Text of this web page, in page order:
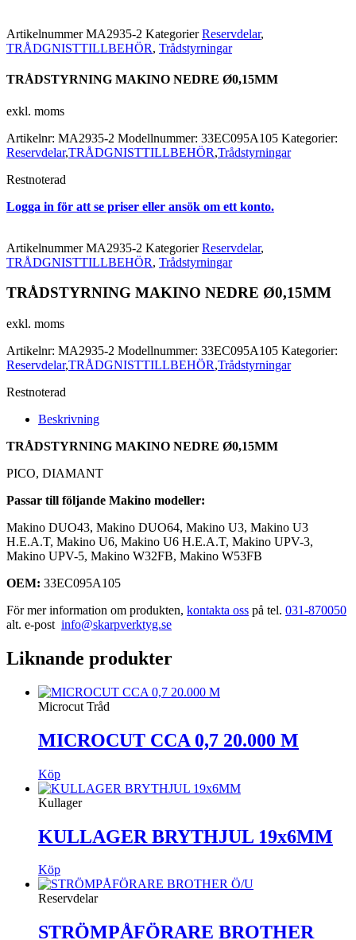
ArtikelnummerMA2935-2 Kategorier Reservdelar,
TRÅDGNISTTILLBEHÖR, Trådstyrningar
TRÅDSTYRNING MAKINO NEDRE Ø0,15MM
exkl. moms
Artikelnr: MA2935-2 Modellnummer: 33EC095A105 Kategorier:
Reservdelar,TRÅDGNISTTILLBEHÖR,Trådstyrningar
Restnoterad
Logga in för att se priser eller ansök om ett konto.
ArtikelnummerMA2935-2 Kategorier Reservdelar,
TRÅDGNISTTILLBEHÖR, Trådstyrningar
TRÅDSTYRNING MAKINO NEDRE Ø0,15MM
exkl. moms
Artikelnr: MA2935-2 Modellnummer: 33EC095A105 Kategorier:
Reservdelar,TRÅDGNISTTILLBEHÖR,Trådstyrningar
Restnoterad
Beskrivning
TRÅDSTYRNING MAKINO NEDRE Ø0,15MM
PICO, DIAMANT
Passar till följande Makino modeller:
Makino DUO43, Makino DUO64, Makino U3, Makino U3
H.E.A.T, Makino U6, Makino U6 H.E.A.T, Makino UPV-3,
Makino UPV-5, Makino W32FB, Makino W53FB
OEM: 33EC095A105
För mer information om produkten, kontakta oss på tel. 031-870050
alt. e-post info@skarpverktyg.se
Liknande produkter
Microcut Tråd
MICROCUT CCA 0,7 20.000 M
Köp
Kullager
KULLAGER BRYTHJUL 19x6MM
Köp
Reservdelar
STRÖMPÅFÖRARE BROTHER